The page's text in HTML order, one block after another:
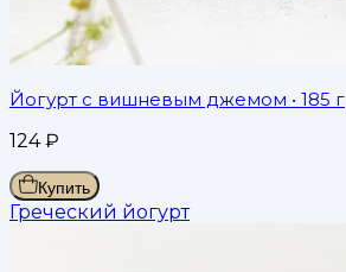
Йогурт с вишневым джемом • 185 г
124₽
Купить
Греческий йогурт